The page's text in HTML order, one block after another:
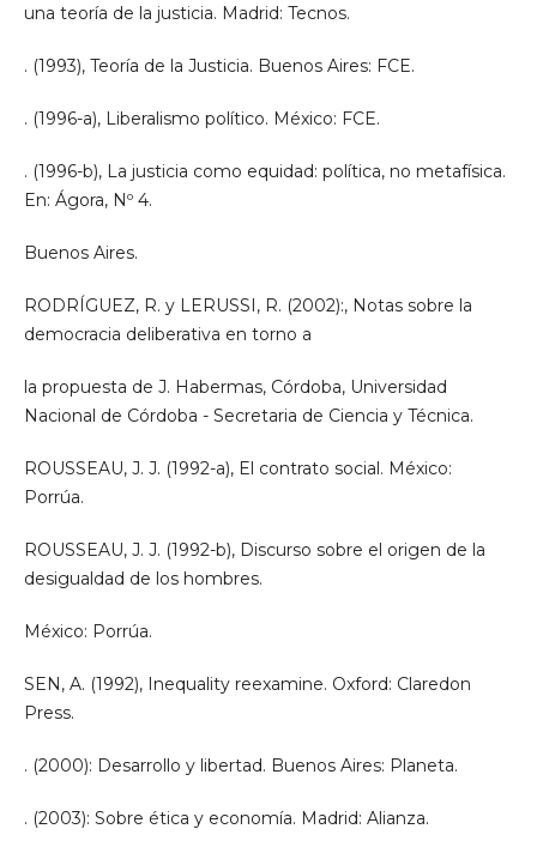
una teoría de la justicia. Madrid: Tecnos.
. (1993), Teoría de la Justicia. Buenos Aires: FCE.
. (1996-a), Liberalismo político. México: FCE.
. (1996-b), La justicia como equidad: política, no metafísica.
En: Ágora, Nº 4.
Buenos Aires.
RODRÍGUEZ, R. y LERUSSI, R. (2002):, Notas sobre la
democracia deliberativa en torno a
la propuesta de J. Habermas, Córdoba, Universidad
Nacional de Córdoba - Secretaria de Ciencia y Técnica.
ROUSSEAU, J. J. (1992-a), El contrato social. México:
Porrúa.
ROUSSEAU, J. J. (1992-b), Discurso sobre el origen de la
desigualdad de los hombres.
México: Porrúa.
SEN, A. (1992), Inequality reexamine. Oxford: Claredon
Press.
. (2000): Desarrollo y libertad. Buenos Aires: Planeta.
. (2003): Sobre ética y economía. Madrid: Alianza.